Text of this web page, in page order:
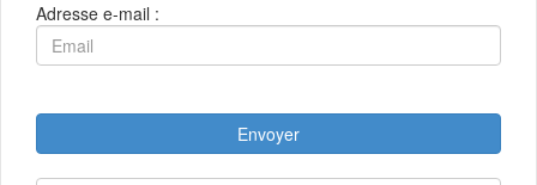
Adresse e-mail :
Envoyer